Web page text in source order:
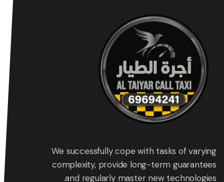
We successfully cope with tasks of varying
complexity, provide long-term guarantees
and regularly master new technologies.